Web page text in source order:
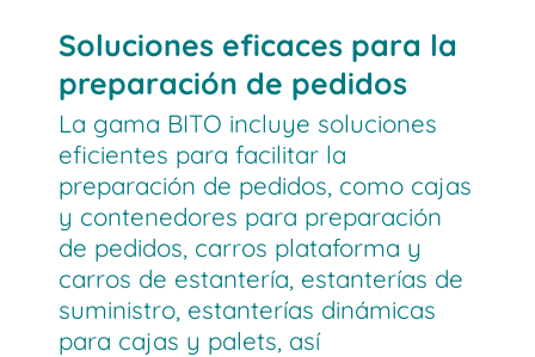
Soluciones eficaces para la
preparación de pedidos
La gama BITO incluye soluciones
eficientes para facilitar la
preparación de pedidos, como cajas
y contenedores para preparación
de pedidos, carros plataforma y
carros de estantería, estanterías de
suministro, estanterías dinámicas
para cajas y palets, así